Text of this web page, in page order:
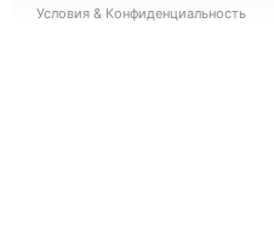
Условия & Конфиденциальность